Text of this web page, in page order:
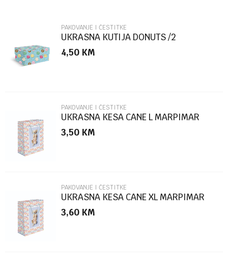
Poruka
POŠALJI
PAKOVANJE I ČESTITKE
UKRASNA KUTIJA DONUTS /2
MARPIMAR
4,50 KM
PAKOVANJE I ČESTITKE
UKRASNA KESA CANE L MARPIMAR
3,50 KM
PAKOVANJE I ČESTITKE
UKRASNA KESA CANE XL MARPIMAR
3,60 KM